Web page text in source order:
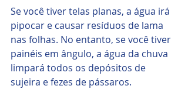
Se você tiver telas planas, a água irá
pipocar ​​e causar resíduos de lama
nas folhas. No entanto, se você tiver
painéis em ângulo, a água da chuva
limpará todos os depósitos de
sujeira e fezes de pássaros.